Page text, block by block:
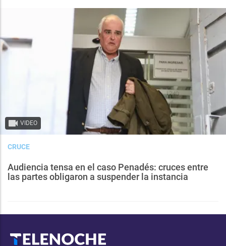
VIDEO
CRUCE
Audiencia tensa en el caso Penadés: cruces entre
las partes obligaron a suspender la instancia